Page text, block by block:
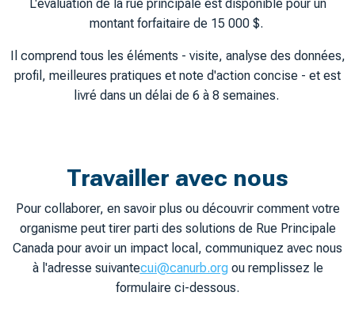
L'évaluation de la rue principale est disponible pour un
montant forfaitaire de 15 000 $.
Il comprend tous les éléments - visite, analyse des données,
profil, meilleures pratiques et note d'action concise - et est
livré dans un délai de 6 à 8 semaines.
Travailler avec nous
Pour collaborer, en savoir plus ou découvrir comment votre
organisme peut tirer parti des solutions de Rue Principale
Canada pour avoir un impact local, communiquez avec nous
à l'adresse suivantecui@canurb.orgou remplissez le
formulaire ci-dessous.